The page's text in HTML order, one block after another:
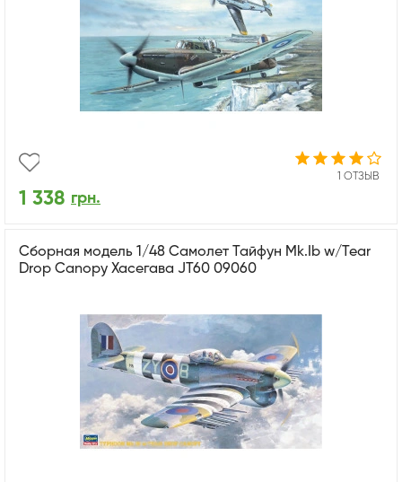
1 ОТЗЫВ
1 338 грн.
Сборная модель 1/48 Самолет Тайфун Mk.Ib w/Tear
Drop Canopy Хасегава JT60 09060